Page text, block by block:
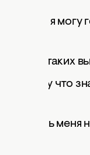
я могу
таких
потому что
меня